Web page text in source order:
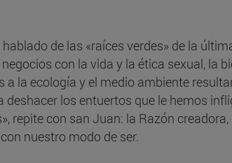
de las «raíces verdes» de la
con la vida y la ética sexual, la
a la ecología y el medio ambiente
deshacer los entuertos que le hemos
repite con san Juan: la Razón
nuestro modo de ser.